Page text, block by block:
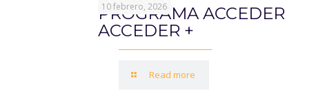
10 febrero, 2026
PROGRAMA ACCEDER
ACCEDER +
Read more